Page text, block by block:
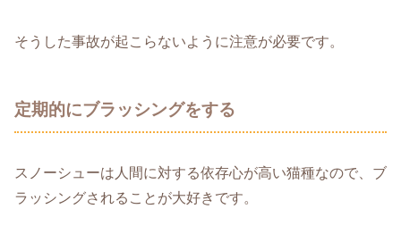
そうした事故が起こらないように注意が必要です。
定期的にブラッシングをする
スノーシューは人間に対する依存心が高い猫種なので、ブ
ラッシングされることが大好きです。